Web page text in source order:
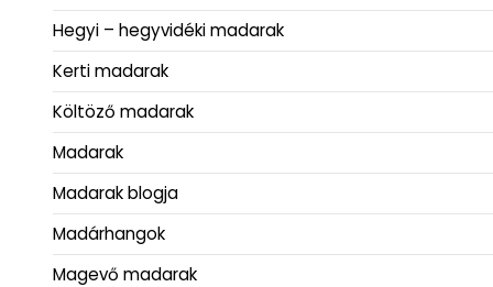
Hegyi – hegyvidéki madarak
Kerti madarak
Költöző madarak
Madarak
Madarak blogja
Madárhangok
Magevő madarak